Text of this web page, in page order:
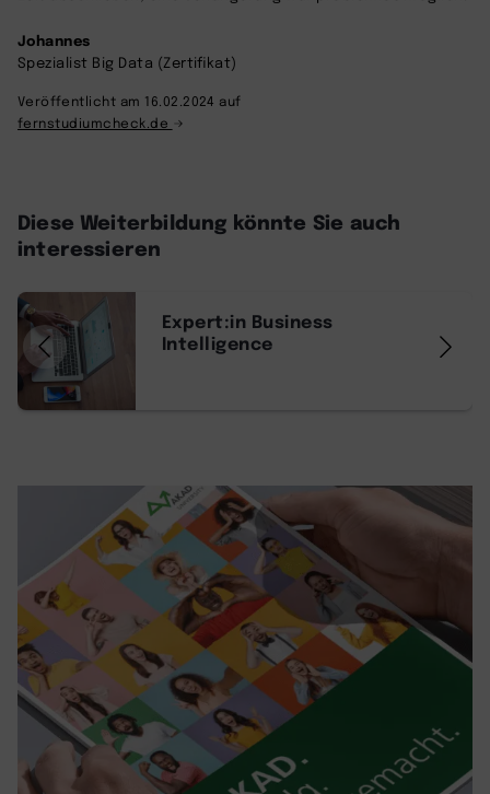
Johannes
Spezialist Big Data (Zertifikat)
Veröffentlicht am 16.02.2024 auf
fernstudiumcheck.de
Diese Weiterbildung könnte Sie auch
interessieren
Expert:in Business
Intelligence